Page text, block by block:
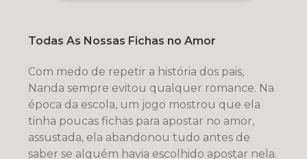
Todas As Nossas Fichas no Amor
Com medo de repetir a história dos pais,
Nanda sempre evitou qualquer romance. Na
época da escola, um jogo mostrou que ela
tinha poucas fichas para apostar no amor,
assustada, ela abandonou tudo antes de
saber se alguém havia escolhido apostar nela.